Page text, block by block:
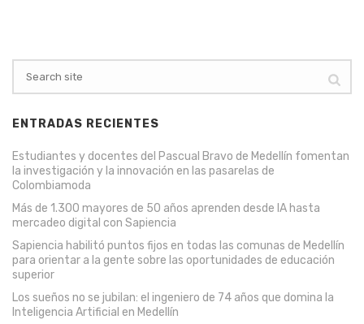
ENTRADAS RECIENTES
Estudiantes y docentes del Pascual Bravo de Medellín fomentan
la investigación y la innovación en las pasarelas de
Colombiamoda
Más de 1.300 mayores de 50 años aprenden desde IA hasta
mercadeo digital con Sapiencia
Sapiencia habilitó puntos fijos en todas las comunas de Medellín
para orientar a la gente sobre las oportunidades de educación
superior
Los sueños no se jubilan: el ingeniero de 74 años que domina la
Inteligencia Artificial en Medellín